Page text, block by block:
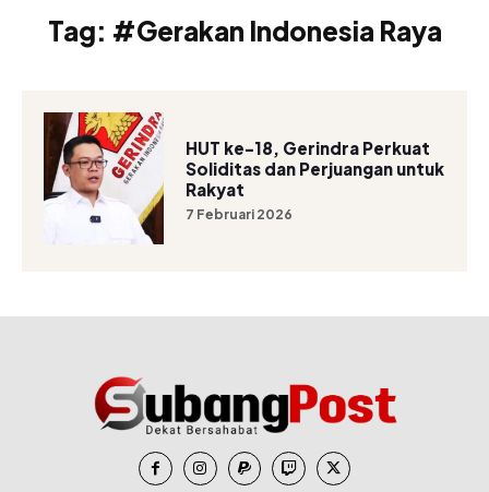
Tag: #Gerakan Indonesia Raya
HUT ke-18, Gerindra Perkuat
Soliditas dan Perjuangan untuk
Rakyat
7 Februari 2026